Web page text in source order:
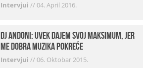
Intervjui //04. April 2016.
Dj Andoni: Uvek dajem svoj maksimum, jer
me dobra muzika pokreće
Intervjui //06. Oktobar 2015.